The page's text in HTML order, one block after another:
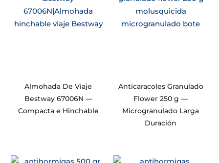
Almohada De Viaje
Bestway 67006N —
Compacta e Hinchable
Anticaracoles Granulado
Flower 250 g —
Microgranulado Larga
Duración